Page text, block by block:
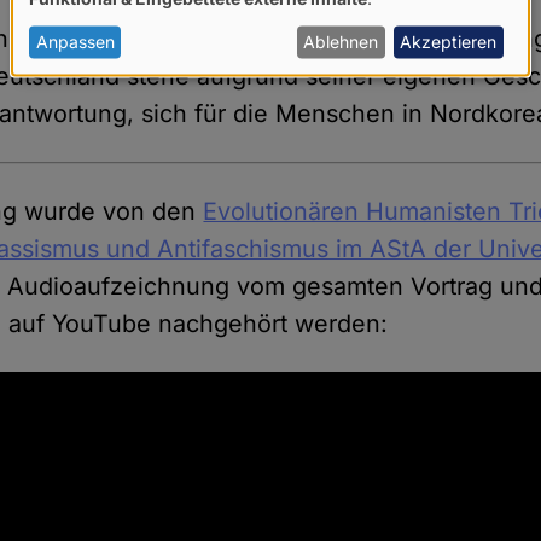
betonte Nicolai Sprekels die
stehe aufgrund seiner eigenen
sich für die Menschen in
wurde von den Evolutionären Humanisten
und Antifaschismus im AStA der
Audioaufzeichnung vom gesamten Vortrag
auf YouTube nachgehört werden:
von
personenbezogenen
Daten
und
Anpassen Ablehnen Akzeptieren